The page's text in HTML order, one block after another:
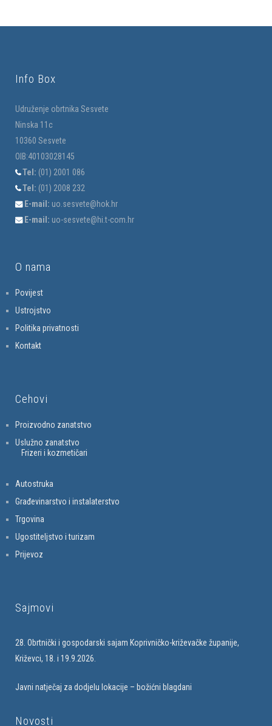
Info Box
Udruženje obrtnika Sesvete
Ninska 11c
10360 Sesvete
OIB:40103028145
Tel: (01) 2001 086
Tel: (01) 2008 232
E-mail: uo.sesvete@hok.hr
E-mail: uo-sesvete@hi.t-com.hr
O nama
Povijest
Ustrojstvo
Politika privatnosti
Kontakt
Cehovi
Proizvodno zanatstvo
Uslužno zanatstvo
Frizeri i kozmetičari
Autostruka
Građevinarstvo i instalaterstvo
Trgovina
Ugostiteljstvo i turizam
Prijevoz
Sajmovi
28. Obrtnički i gospodarski sajam Koprivničko-križevačke županije,
Križevci, 18. i 19.9.2026.
Javni natječaj za dodjelu lokacije – božićni blagdani
Novosti